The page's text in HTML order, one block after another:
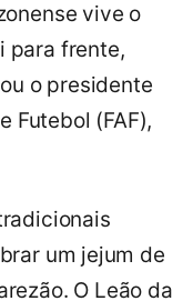
vive o
para frente,
o presidente
Futebol (FAF),
um jejum de
O Leão da